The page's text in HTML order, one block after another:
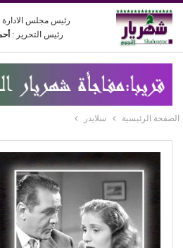
رئيس مجلس الادارة
رئيس التحرير :
الصفحة الرئيسية سلايدر